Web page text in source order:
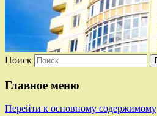
Поиск
Главное меню
Перейти к основному содержимому